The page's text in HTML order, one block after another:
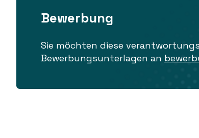
Bewerbung
Sie möchten diese
Bewerbungsunterlagen an